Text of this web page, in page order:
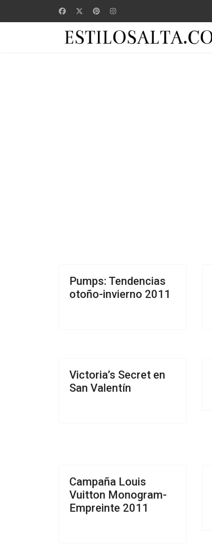
Pumps: Tendencias
otoño-invierno 2011
Victoria’s Secret en
San Valentín
Campaña Louis
Vuitton Monogram-
Empreinte 2011